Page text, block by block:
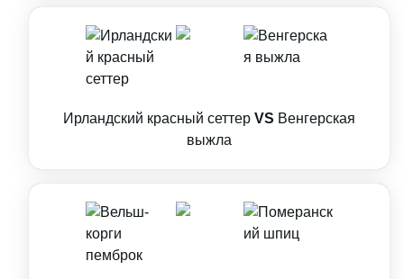
Ирландский красный сеттер VS Венгерская
выжла